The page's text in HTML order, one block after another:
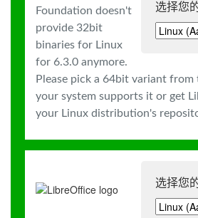
选择您
Foundation doesn't
provide 32bit
binaries for Linux
for 6.3.0 anymore.
Please pick a 64bit variant
your system supports it or get
your Linux distribution's
选择您